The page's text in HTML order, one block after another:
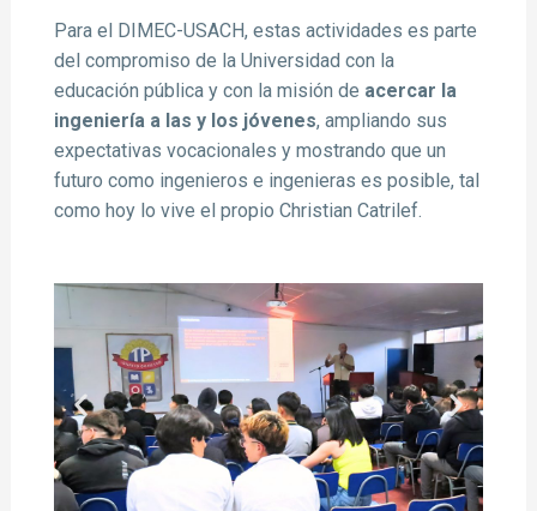
Para el DIMEC-USACH, estas actividades es parte
del compromiso de la Universidad con la
educación pública y con la misión de acercar la
ingeniería a las y los jóvenes, ampliando sus
expectativas vocacionales y mostrando que un
futuro como ingenieros e ingenieras es posible, tal
como hoy lo vive el propio Christian Catrilef.